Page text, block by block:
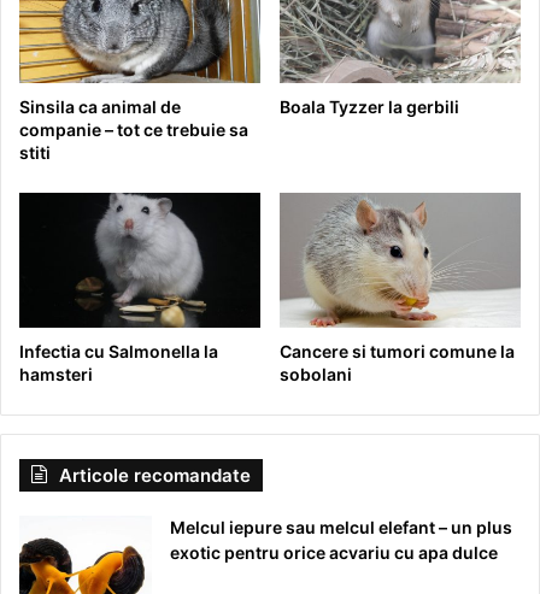
Sinsila ca animal de
companie – tot ce trebuie sa
stiti
Boala Tyzzer la gerbili
Infectia cu Salmonella la
hamsteri
Cancere si tumori comune la
sobolani
Articole recomandate
Melcul iepure sau melcul elefant – un plus
exotic pentru orice acvariu cu apa dulce